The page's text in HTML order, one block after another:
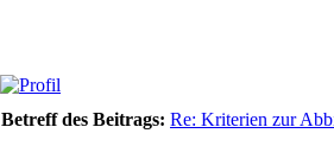
Betreff des Beitrags: Re: Kriterien zur